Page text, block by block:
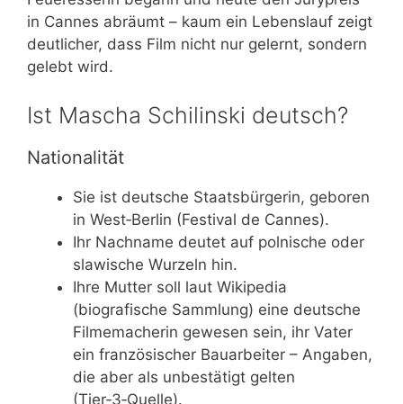
in Cannes abräumt – kaum ein Lebenslauf zeigt
deutlicher, dass Film nicht nur gelernt, sondern
gelebt wird.
Ist Mascha Schilinski deutsch?
Nationalität
Sie ist deutsche Staatsbürgerin, geboren
in West‑Berlin (Festival de Cannes).
Ihr Nachname deutet auf polnische oder
slawische Wurzeln hin.
Ihre Mutter soll laut Wikipedia
(biografische Sammlung) eine deutsche
Filmemacherin gewesen sein, ihr Vater
ein französischer Bauarbeiter – Angaben,
die aber als unbestätigt gelten
(Tier‑3‑Quelle).